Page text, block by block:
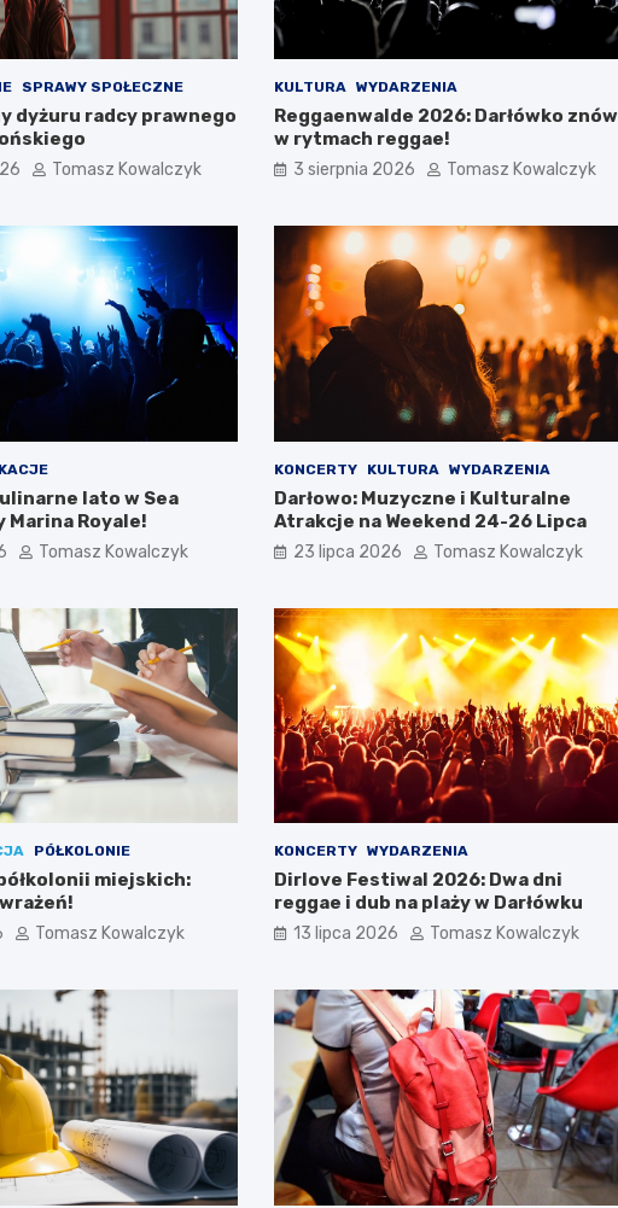
SPRAWY SPOŁECZNE
dyżuru radcy prawnego
Tomasz Kowalczyk
KULTURA WYDARZENIA
Reggaenwalde 2026: Darłówko znów
w rytmach reggae!
3 sierpnia 2026 Tomasz Kowalczyk
lato w Sea
Royale!
Tomasz Kowalczyk
KONCERTY KULTURA WYDARZENIA
Darłowo: Muzyczne i Kulturalne
Atrakcje na Weekend 24-26 Lipca
23 lipca 2026 Tomasz Kowalczyk
PÓŁKOLONIE
miejskich:
Tomasz Kowalczyk
KONCERTY WYDARZENIA
Dirlove Festiwal 2026: Dwa dni
reggae i dub na plaży w Darłówku
13 lipca 2026 Tomasz Kowalczyk